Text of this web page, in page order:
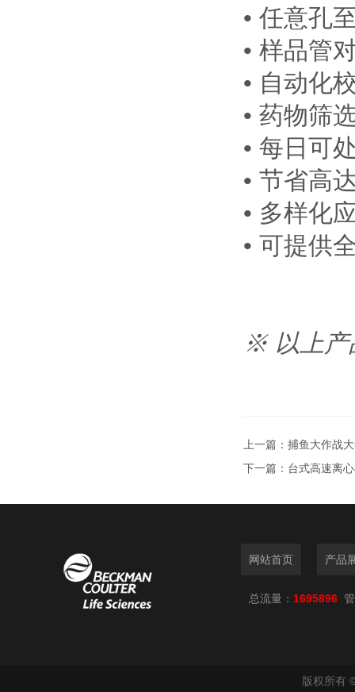
• 任意孔
• 样品管
• 自动化
• 药物筛
• 每日可
• 节省高
• 多样化
• 可提供
※ 以上产
上一篇： 捕鱼大作战
下一篇： 台式高速离
网站首页 产品
总流量： 1695896
版权所有